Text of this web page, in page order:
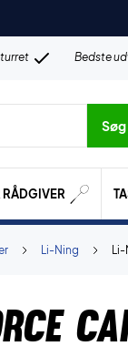
Bedste
Søg
RÅDGIVER
Li-
Li-Ning